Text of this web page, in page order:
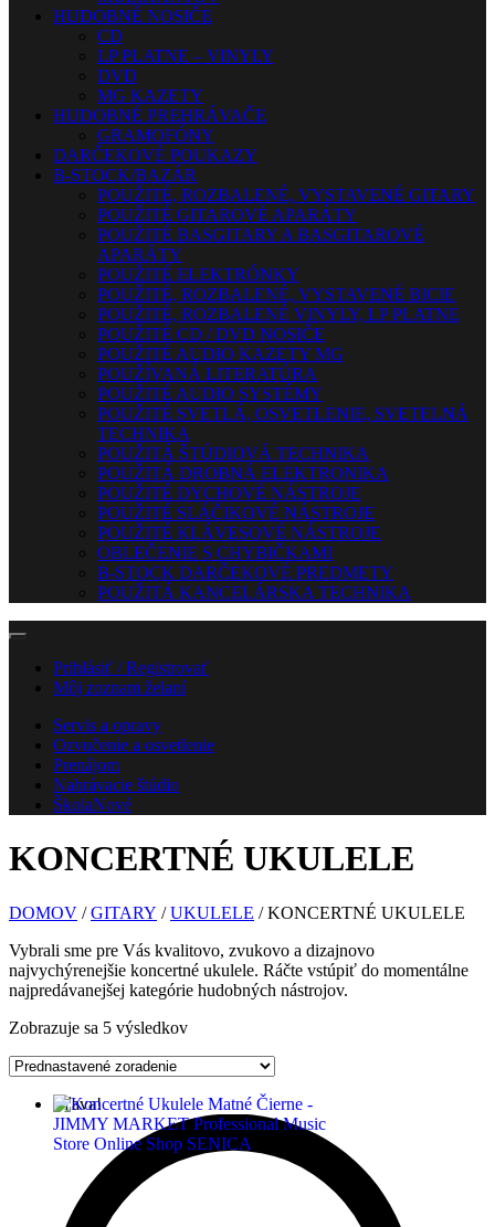
HUDOBNÉ NOSIČE
CD
LP PLATNE – VINYLY
DVD
MG KAZETY
HUDOBNÉ PREHRÁVAČE
GRAMOFÓNY
DARČEKOVÉ POUKAZY
B-STOCK/BAZÁR
POUŽITÉ, ROZBALENÉ, VYSTAVENÉ GITARY
POUŽITÉ GITAROVÉ APARÁTY
POUŽITÉ BASGITARY A BASGITAROVÉ
APARÁTY
POUŽITÉ ELEKTRÓNKY
POUŽITÉ, ROZBALENÉ, VYSTAVENÉ BICIE
POUŽITÉ, ROZBALENÉ VINYLY, LP PLATNE
POUŽITÉ CD / DVD NOSIČE
POUŽITÉ AUDIO KAZETY MG
POUŽÍVANÁ LITERATÚRA
POUŽITÉ AUDIO SYSTÉMY
POUŽITÉ SVETLÁ, OSVETLENIE, SVETELNÁ
TECHNIKA
POUŽITÁ ŠTÚDIOVÁ TECHNIKA
POUŽITÁ DROBNÁ ELEKTRONIKA
POUŽITÉ DYCHOVÉ NÁSTROJE
POUŽITÉ SLÁČIKOVÉ NÁSTROJE
POUŽITÉ KLÁVESOVÉ NÁSTROJE
OBLEČENIE S CHYBIČKAMI
B-STOCK DARČEKOVÉ PREDMETY
POUŽITÁ KANCELÁRSKA TECHNIKA
Prihlásiť / Registrovať
Môj zoznam želaní
Servis a opravy
Ozvučenie a osvetlenie
Prenájom
Nahrávacie štúdio
ŠkolaNové
KONCERTNÉ UKULELE
DOMOV /GITARY /UKULELE / KONCERTNÉ UKULELE
Vybrali sme pre Vás kvalitovo, zvukovo a dizajnovo
najvychýrenejšie koncertné ukulele. Ráčte vstúpiť do momentálne
najpredávanejšej kategórie hudobných nástrojov.
Zobrazuje sa 5 výsledkov
Zľava!